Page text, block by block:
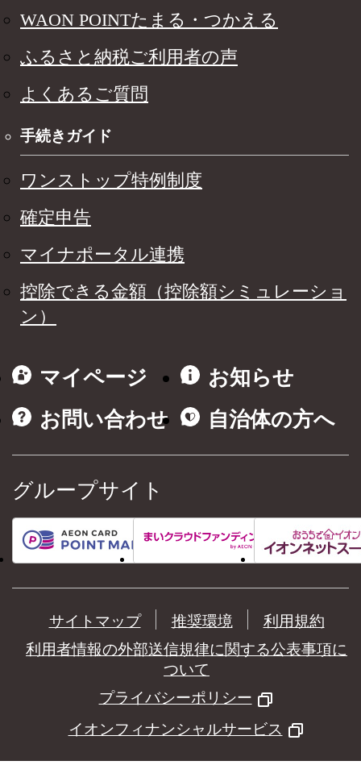
WAON POINTたまる・つかえる
ふるさと納税ご利用者の声
よくあるご質問
手続きガイド
ワンストップ特例制度
確定申告
マイナポータル連携
控除できる金額（控除額シミュレーショ
ン）
マイページ
お知らせ
お問い合わせ
自治体の方へ
グループサイト
サイトマップ 推奨環境
利用規約
利用者情報の外部送信規律に関する公表事項に
ついて
プライバシーポリシー
イオンフィナンシャルサービス